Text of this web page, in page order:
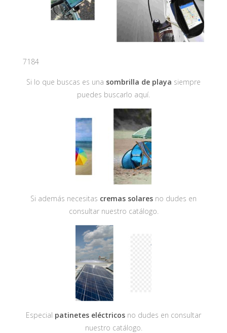
7184
Si lo que buscas es una sombrilla de playa siempre
puedes buscarlo aquí.
Si además necesitas cremas solares no dudes en
consultar nuestro catálogo.
Especial patinetes eléctricos no dudes en consultar
nuestro catálogo.